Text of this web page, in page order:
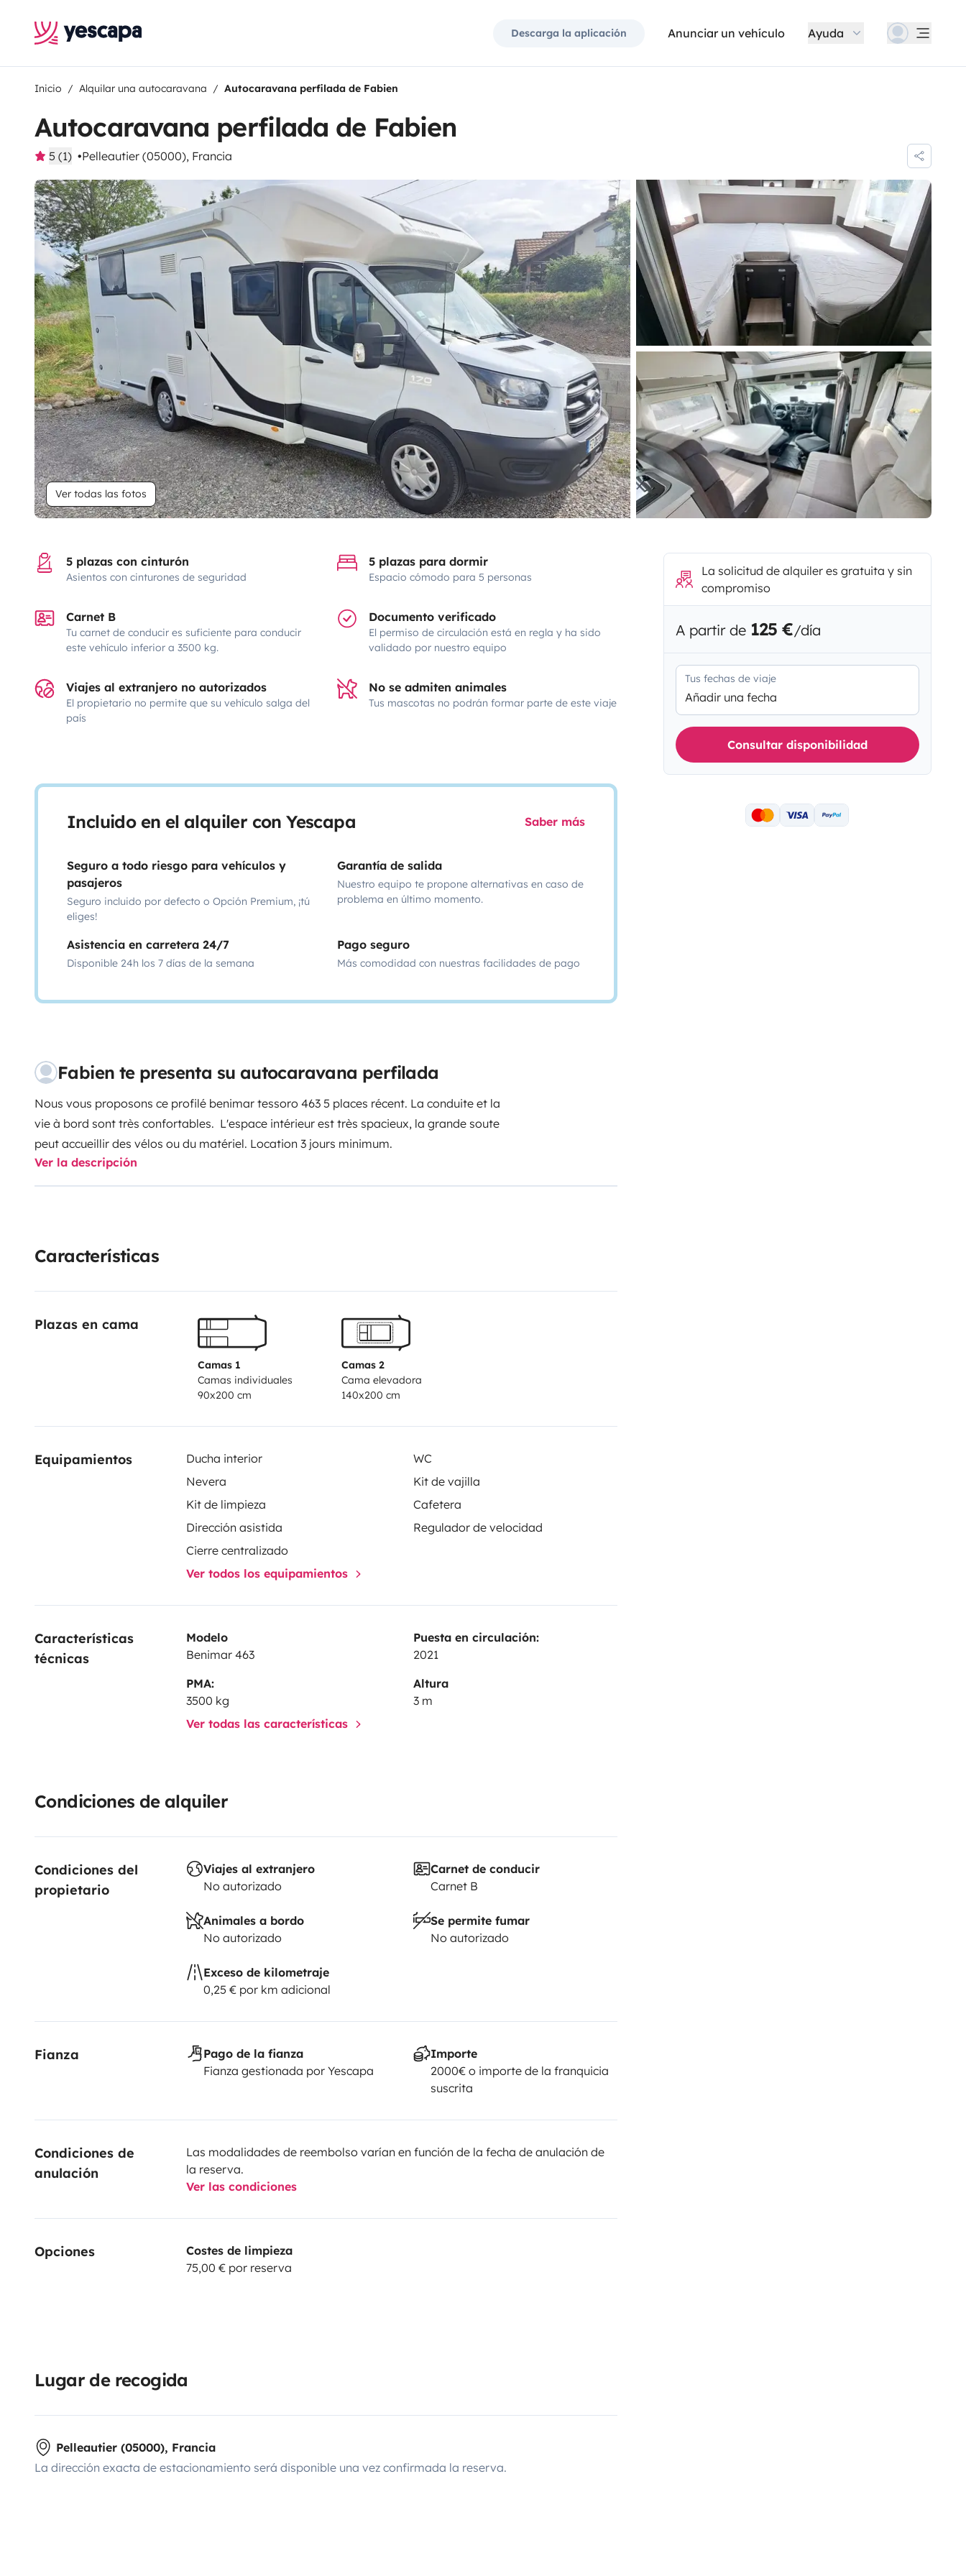
Descarga la aplicación Anunciar un vehículo Ayuda
Inicio Alquilar una autocaravana Autocaravana perfilada de Fabien
Autocaravana perfilada de Fabien
5 (1) Pelleautier (05000), Francia
Ver todas las fotos
5 plazas con cinturón
Asientos con cinturones de seguridad
5 plazas para dormir
Espacio cómodo para 5 personas
Carnet B
Tu carnet de conducir es suficiente para conducir
este vehículo inferior a 3500 kg.
Documento verificado
El permiso de circulación está en regla y ha sido
validado por nuestro equipo
Viajes al extranjero no autorizados
El propietario no permite que su vehículo salga del
país
No se admiten animales
Tus mascotas no podrán formar parte de este viaje
Incluido en el alquiler con Yescapa Saber más
Seguro a todo riesgo para vehículos y
pasajeros
Seguro incluido por defecto o Opción Premium, ¡tú
eliges!
Garantía de salida
Nuestro equipo te propone alternativas en caso de
problema en último momento.
Asistencia en carretera 24/7
Disponible 24h los 7 días de la semana
Pago seguro
Más comodidad con nuestras facilidades de pago
Fabien te presenta su autocaravana perfilada
Nous vous proposons ce profilé benimar tessoro 463 5 places récent. La conduite et la
vie à bord sont très confortables. L'espace intérieur est très spacieux, la grande soute
peut accueillir des vélos ou du matériel. Location 3 jours minimum.
Ver la descripción
Características
Plazas en cama
Camas 1
Camas individuales
90x200 cm
Camas 2
Cama elevadora
140x200 cm
Equipamientos Ducha interior
WC
Nevera
Kit de vajilla
Kit de limpieza
Cafetera
Dirección asistida
Regulador de velocidad
Cierre centralizado
Ver todos los equipamientos
Características
técnicas
Modelo
Benimar 463
Puesta en circulación:
2021
PMA:
3500 kg
Altura
3 m
Ver todas las características
Condiciones de alquiler
Condiciones del
propietario
Viajes al extranjero
No autorizado
Carnet de conducir
Carnet B
Animales a bordo
No autorizado
Se permite fumar
No autorizado
Exceso de kilometraje
0,25 € por km adicional
Fianza
Pago de la fianza
Fianza gestionada por Yescapa
Importe
2000€ o importe de la franquicia
suscrita
Condiciones de
anulación
Las modalidades de reembolso varían en función de la fecha de anulación de
la reserva.
Ver las condiciones
Opciones
Costes de limpieza
75,00 € por reserva
Lugar de recogida
Pelleautier (05000), Francia
La dirección exacta de estacionamiento será disponible una vez confirmada la reserva.
La solicitud de alquiler es gratuita y sin
compromiso
A partir de 125 €/día
Tus fechas de viaje
Añadir una fecha
Consultar disponibilidad